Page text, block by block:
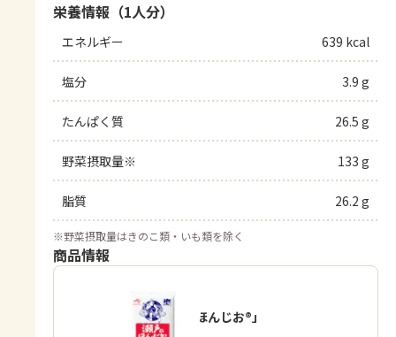
栄養情報（1人分）
エネルギー 639 kcal
塩分 3.9 g
たんぱく質 26.5 g
野菜摂取量※ 133 g
脂質 26.2 g
※野菜摂取量はきのこ類・いも類を除く
商品情報
「瀬戸のほんじお®」